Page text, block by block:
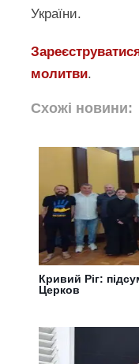
України.
молитви.
Схожі новини:
Кривий Ріг:
Церков